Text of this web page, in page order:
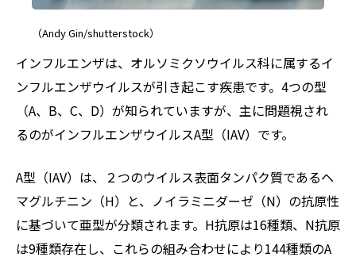
（Andy Gin/shutterstock）
インフルエンザは、オルソミクソウイルス科に属するイ
ンフルエンザウイルスが引き起こす疾患です。4つの型
（A、B、C、D）が知られていますが、主に問題視され
るのがインフルエンザウイルスA型（IAV）です。
A型（IAV）は、２つのウイルス表面タンパク質であるヘ
マグルチニン（H）と、ノイラミニダーゼ（N）の抗原性
に基づいて亜型が分類されます。H抗原は16種類、N抗原
は9種類存在し、これらの組み合わせにより144種類のA